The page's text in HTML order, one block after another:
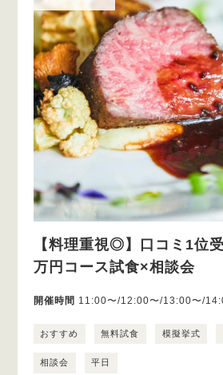
【料理重視◎】口コミ1位
万円コース試食×相談会
開催時間 11:00〜/12:00〜/13:00〜/
おすすめ 無料試食 模擬挙式
相談会 平日